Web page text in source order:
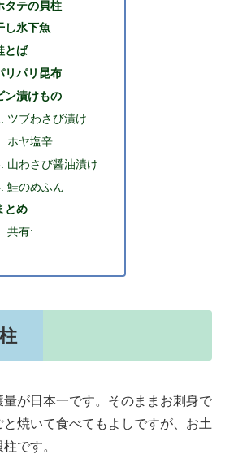
タテの貝柱
し氷下魚
とば
リパリ昆布
ン漬けもの
ツブわさび漬け
ホヤ塩辛
山わさび醤油漬け
鮭のめふん
とめ
共有:
が日本一です。そのままお刺身で
焼いて食べてもよしですが、お土
です。